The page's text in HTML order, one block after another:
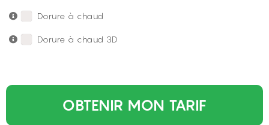
Dorure à chaud
Dorure à chaud 3D
OBTENIR MON TARIF